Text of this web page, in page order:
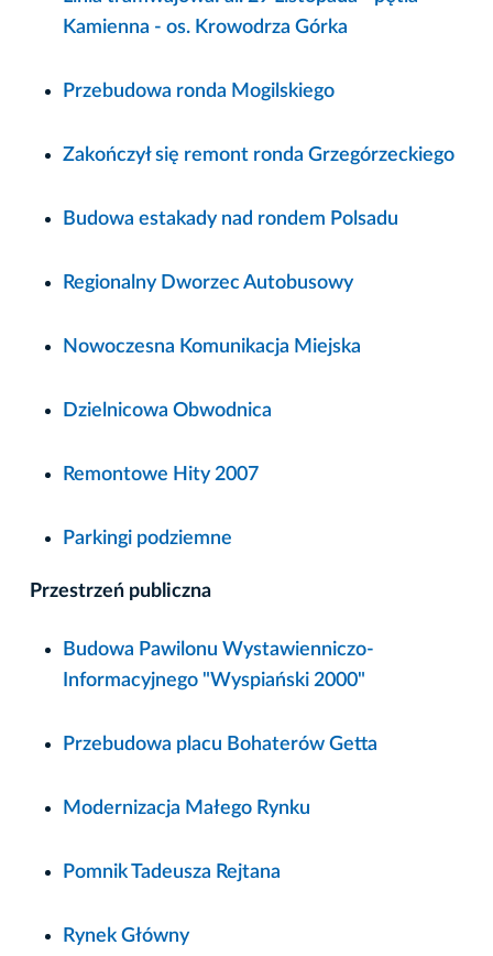
Kamienna - os. Krowodrza Górka
Przebudowa ronda Mogilskiego
Zakończył się remont ronda Grzegórzeckiego
Budowa estakady nad rondem Polsadu
Regionalny Dworzec Autobusowy
Nowoczesna Komunikacja Miejska
Dzielnicowa Obwodnica
Remontowe Hity 2007
Parkingi podziemne
Przestrzeń publiczna
Budowa Pawilonu Wystawienniczo-
Informacyjnego "Wyspiański 2000"
Przebudowa placu Bohaterów Getta
Modernizacja Małego Rynku
Pomnik Tadeusza Rejtana
Rynek Główny